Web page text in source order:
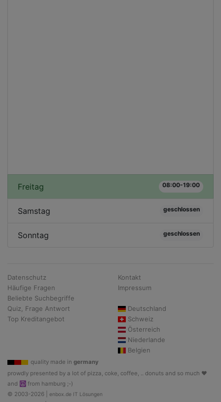
Freitag 08:00-19:00
Samstag geschlossen
Sonntag geschlossen
Datenschutz
Häufige Fragen
Beliebte Suchbegriffe
Quiz, Frage Antwort
Top Kreditangebot
Kontakt
Impressum
Deutschland
Schweiz
Österreich
Niederlande
Belgien
quality made in germany
prowdly presented by a lot of pizza, coke, coffee, .. donuts and so much ♥
and ☮ from hamburg ;-)
© 2003-2026 | enbox.de IT Lösungen